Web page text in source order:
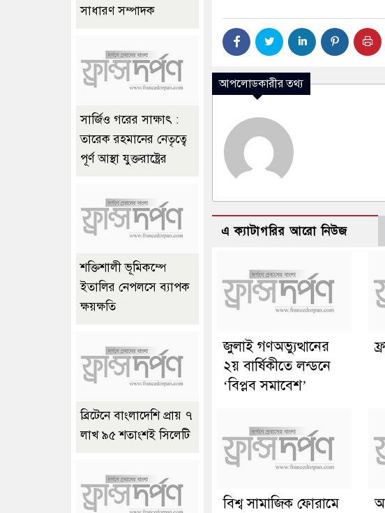
আপলোডকারীর তথ্য
এ ক্যাটাগরির আরো নিউজ
জুলাই গণঅভ্যুত্থানের
২য় বার্ষিকীতে লন্ডনে
‘বিপ্লব সমাবেশ’
বিশ্ব সামাজিক ফোরামে
সাধারণ সম্পাদক
সার্জিও গরের সাক্ষাৎ :
তারেক রহমানের নেতৃত্বে
পূর্ণ আস্থা যুক্তরাষ্ট্রের
শক্তিশালী ভূমিকম্পে
ইতালির নেপলসে ব্যাপক
ক্ষয়ক্ষতি
ব্রিটেনে বাংলাদেশি প্রায় ৭
লাখ ৯৫ শতাংশই সিলেটি